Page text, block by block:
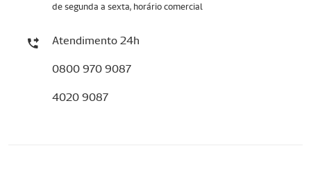
de segunda a sexta, horário comercial
Atendimento 24h
0800 970 9087
4020 9087